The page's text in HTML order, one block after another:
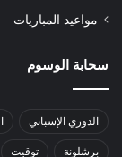
مواعيد المباريات
سحابة الوسوم
الدوري الإسباني
برشلونة توقيت